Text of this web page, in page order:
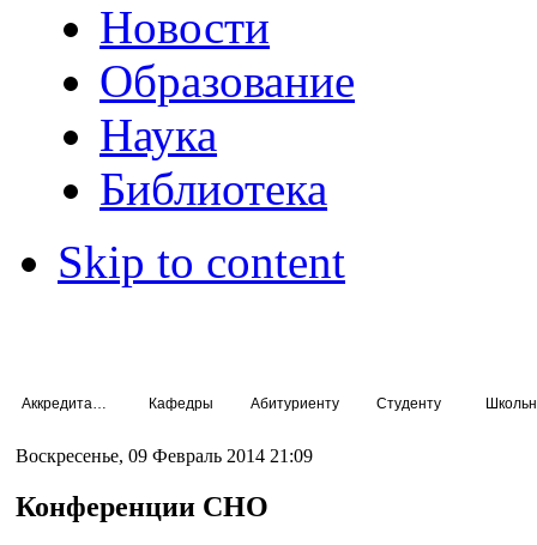
Новости
Образование
Наука
Библиотека
Skip to content
Кафедры Абитуриенту Студенту
Воскресенье, 09 Февраль 2014 21:09
Конференции СНО